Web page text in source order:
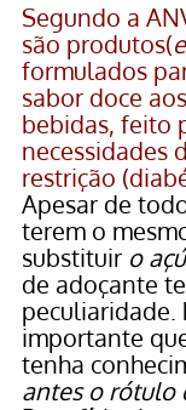
Segundo a
são produtos(
formulados
sabor doce
bebidas, feito
necessidades
restrição
Apesar de
terem o
substituir o
de adoçante
peculiaridade.
importante
tenha
antes o rótulo